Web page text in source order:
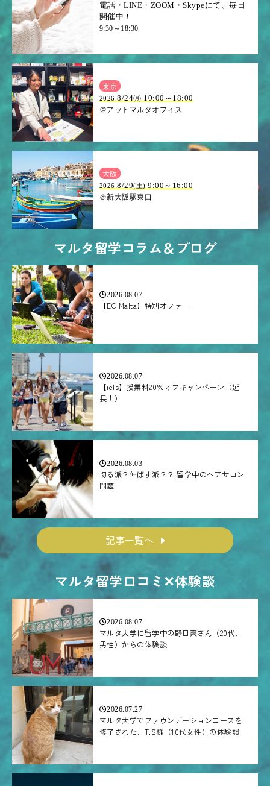
電話・LINE・ZOOM・Skypeにて、毎日
開催中！
9:30～18:30
東京
2026.8/24㈪ 10:00～18:00
＠アットマルタオフィス
大阪
2026.8/29(土) 9:00～16:00
＠新大阪駅東口
マルタ留学コラム＆ブログ
2026.08.07
【EC Malta】特別オファー
2026.08.07
【iels】授業料20％オフキャンペーン（延
長！）
2026.08.03
切る派？伸ばす派？？ 留学中のヘアサロン
問題
記事一覧へ
マルタ留学口コミ✕体験談
2026.08.07
マルタ大学に留学中の野口爽さん（20代、
男性）からの体験談
2026.07.27
マルタ大学でファウンデーションコースを
修了された、T.S様（10代女性）の体験談